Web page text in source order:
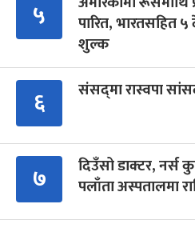
५
पारित, भारतसहित
शुल्क
६ संसद्‍मा रास्वपा
७
दिउँसो डाक्टर, नर्स
पलाँता अस्पतालमा